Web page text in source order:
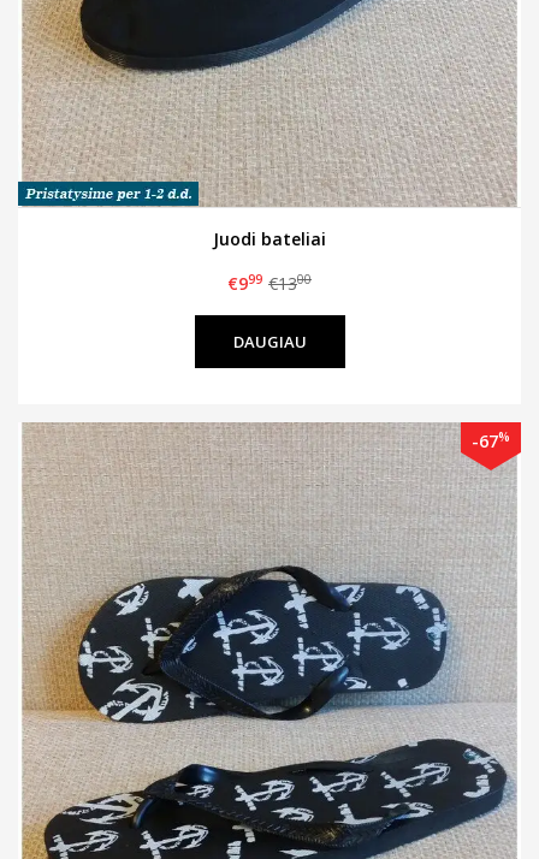
Juodi bateliai
€999 €1300
DAUGIAU
-67%